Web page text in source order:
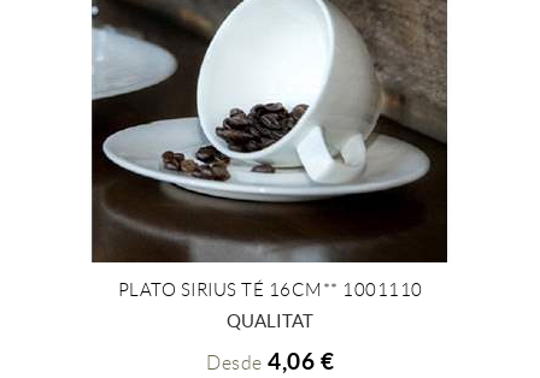
+ INFO
PLATO SIRIUS TÉ 16CM** 1001110
QUALITAT
Desde 4,06 €